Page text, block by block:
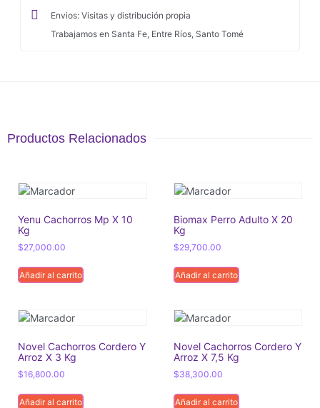
Envios: Visitas y distribución propia
Trabajamos en Santa Fe, Entre Ríos, Santo Tomé
Productos Relacionados
Yenu Cachorros Mp X 10
Kg
$27,000.00
Añadir al carrito
Biomax Perro Adulto X 20
Kg
$29,700.00
Añadir al carrito
Novel Cachorros Cordero Y
Arroz X 3 Kg
$16,800.00
Añadir al carrito
Novel Cachorros Cordero Y
Arroz X 7,5 Kg
$38,300.00
Añadir al carrito